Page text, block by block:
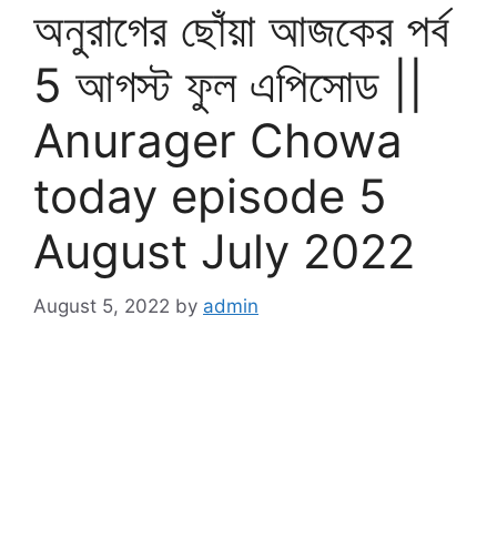
অনুরাগের ছোঁয়া আজকের পর্ব
5 আগস্ট ফুল এপিসোড ||
Anurager Chowa
today episode 5
August July 2022
August 5, 2022 by admin